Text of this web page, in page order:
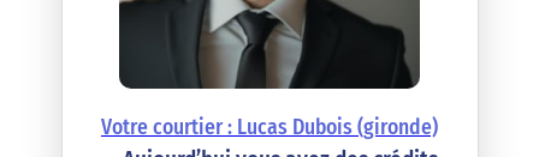
Votre courtier : Lucas Dubois (gironde)